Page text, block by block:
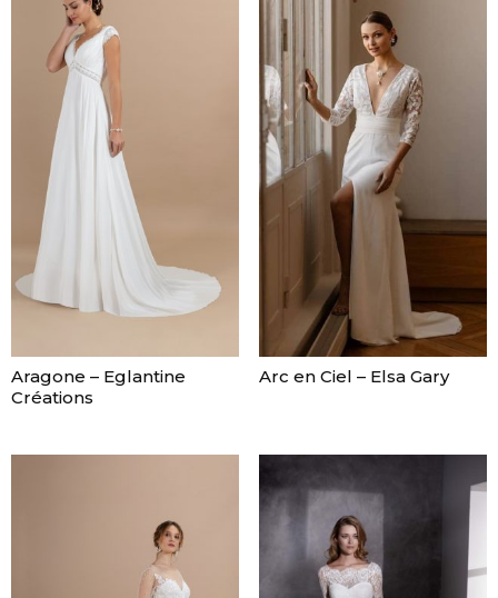
Aragone – Eglantine
Créations
Arc en Ciel – Elsa Gary